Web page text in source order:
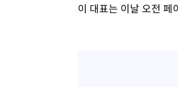
이 대표는 이날 오전